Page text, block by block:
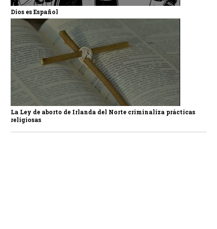
Dios es Español
La Ley de aborto de Irlanda del Norte criminaliza prácticas
religiosas